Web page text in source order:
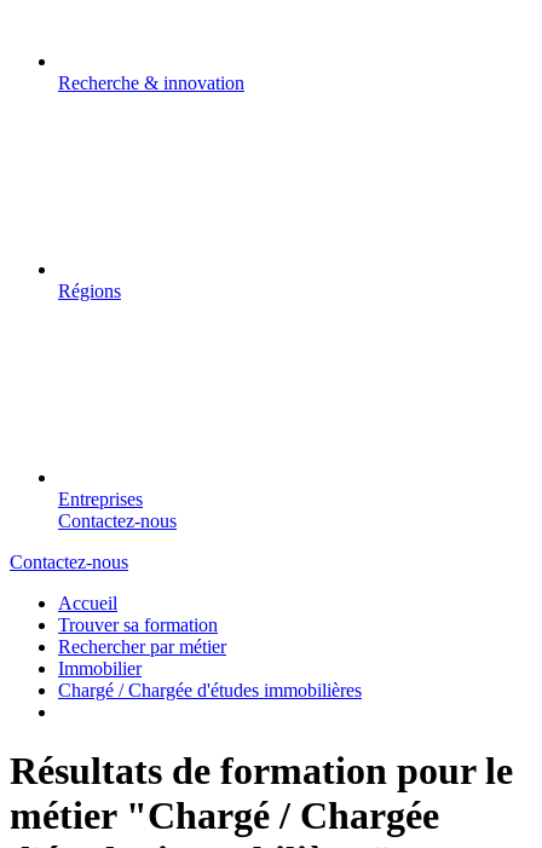
Recherche & innovation
Régions
Entreprises
Contactez-nous
Contactez-nous
Accueil
Trouver sa formation
Rechercher par métier
Immobilier
Chargé / Chargée d'études immobilières
Résultats de formation pour le
métier "Chargé / Chargée